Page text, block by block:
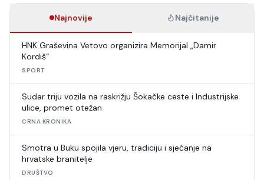
Najnovije Najčitanije
HNK Graševina Vetovo organizira Memorijal „Damir
Kordiš“
SPORT
Sudar triju vozila na raskrižju Šokačke ceste i Industrijske
ulice, promet otežan
CRNA KRONIKA
Smotra u Buku spojila vjeru, tradiciju i sjećanje na
hrvatske branitelje
DRUŠTVO